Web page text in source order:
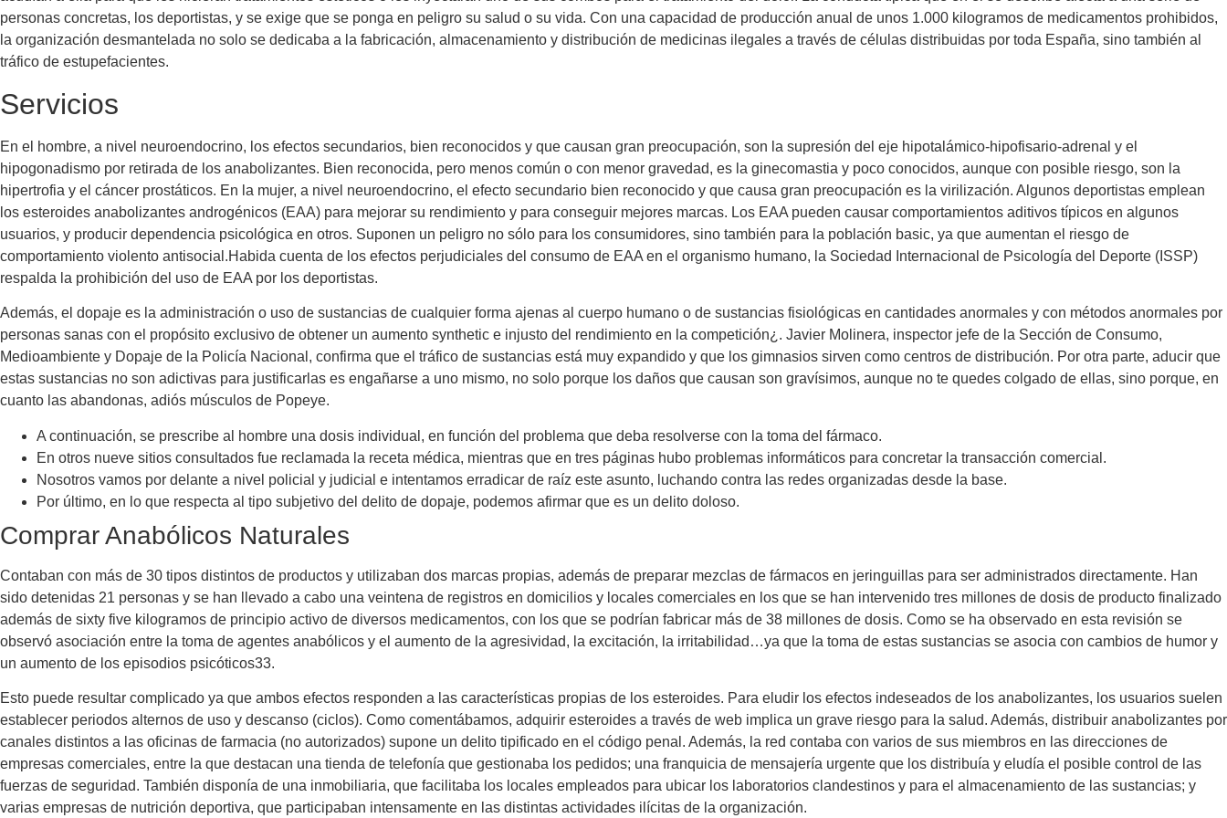
personas concretas, los deportistas, y se exige que se ponga en peligro su salud o su vida. Con una capacidad de producción anual de unos 1.000 kilogramos de medicamentos prohibidos,
la organización desmantelada no solo se dedicaba a la fabricación, almacenamiento y distribución de medicinas ilegales a través de células distribuidas por toda España, sino también al
tráfico de estupefacientes.
Servicios
En el hombre, a nivel neuroendocrino, los efectos secundarios, bien reconocidos y que causan gran preocupación, son la supresión del eje hipotalámico-hipofisario-adrenal y el
hipogonadismo por retirada de los anabolizantes. Bien reconocida, pero menos común o con menor gravedad, es la ginecomastia y poco conocidos, aunque con posible riesgo, son la
hipertrofia y el cáncer prostáticos. En la mujer, a nivel neuroendocrino, el efecto secundario bien reconocido y que causa gran preocupación es la virilización. Algunos deportistas emplean
los esteroides anabolizantes androgénicos (EAA) para mejorar su rendimiento y para conseguir mejores marcas. Los EAA pueden causar comportamientos aditivos típicos en algunos
usuarios, y producir dependencia psicológica en otros. Suponen un peligro no sólo para los consumidores, sino también para la población basic, ya que aumentan el riesgo de
comportamiento violento antisocial.Habida cuenta de los efectos perjudiciales del consumo de EAA en el organismo humano, la Sociedad Internacional de Psicología del Deporte (ISSP)
respalda la prohibición del uso de EAA por los deportistas.
Además, el dopaje es la administración o uso de sustancias de cualquier forma ajenas al cuerpo humano o de sustancias fisiológicas en cantidades anormales y con métodos anormales por
personas sanas con el propósito exclusivo de obtener un aumento synthetic e injusto del rendimiento en la competición¿. Javier Molinera, inspector jefe de la Sección de Consumo,
Medioambiente y Dopaje de la Policía Nacional, confirma que el tráfico de sustancias está muy expandido y que los gimnasios sirven como centros de distribución. Por otra parte, aducir que
estas sustancias no son adictivas para justificarlas es engañarse a uno mismo, no solo porque los daños que causan son gravísimos, aunque no te quedes colgado de ellas, sino porque, en
cuanto las abandonas, adiós músculos de Popeye.
A continuación, se prescribe al hombre una dosis individual, en función del problema que deba resolverse con la toma del fármaco.
En otros nueve sitios consultados fue reclamada la receta médica, mientras que en tres páginas hubo problemas informáticos para concretar la transacción comercial.
Nosotros vamos por delante a nivel policial y judicial e intentamos erradicar de raíz este asunto, luchando contra las redes organizadas desde la base.
Por último, en lo que respecta al tipo subjetivo del delito de dopaje, podemos afirmar que es un delito doloso.
Comprar Anabólicos Naturales
Contaban con más de 30 tipos distintos de productos y utilizaban dos marcas propias, además de preparar mezclas de fármacos en jeringuillas para ser administrados directamente. Han
sido detenidas 21 personas y se han llevado a cabo una veintena de registros en domicilios y locales comerciales en los que se han intervenido tres millones de dosis de producto finalizado
además de sixty five kilogramos de principio activo de diversos medicamentos, con los que se podrían fabricar más de 38 millones de dosis. Como se ha observado en esta revisión se
observó asociación entre la toma de agentes anabólicos y el aumento de la agresividad, la excitación, la irritabilidad…ya que la toma de estas sustancias se asocia con cambios de humor y
un aumento de los episodios psicóticos33.
Esto puede resultar complicado ya que ambos efectos responden a las características propias de los esteroides. Para eludir los efectos indeseados de los anabolizantes, los usuarios suelen
establecer periodos alternos de uso y descanso (ciclos). Como comentábamos, adquirir esteroides a través de web implica un grave riesgo para la salud. Además, distribuir anabolizantes por
canales distintos a las oficinas de farmacia (no autorizados) supone un delito tipificado en el código penal. Además, la red contaba con varios de sus miembros en las direcciones de
empresas comerciales, entre la que destacan una tienda de telefonía que gestionaba los pedidos; una franquicia de mensajería urgente que los distribuía y eludía el posible control de las
fuerzas de seguridad. También disponía de una inmobiliaria, que facilitaba los locales empleados para ubicar los laboratorios clandestinos y para el almacenamiento de las sustancias; y
varias empresas de nutrición deportiva, que participaban intensamente en las distintas actividades ilícitas de la organización.